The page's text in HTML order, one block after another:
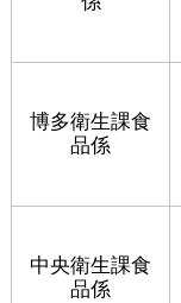
博多衛生課食
品係
中央衛生課食
品係